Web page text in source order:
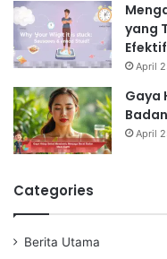
yang
Efektif
April
Gaya
April
Categories
Berita Utama